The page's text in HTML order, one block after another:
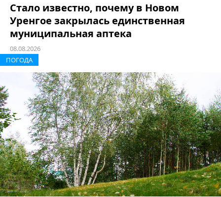
Стало известно, почему в Новом
Уренгое закрылась единственная
муниципальная аптека
08.08.2026
ПОГОДА